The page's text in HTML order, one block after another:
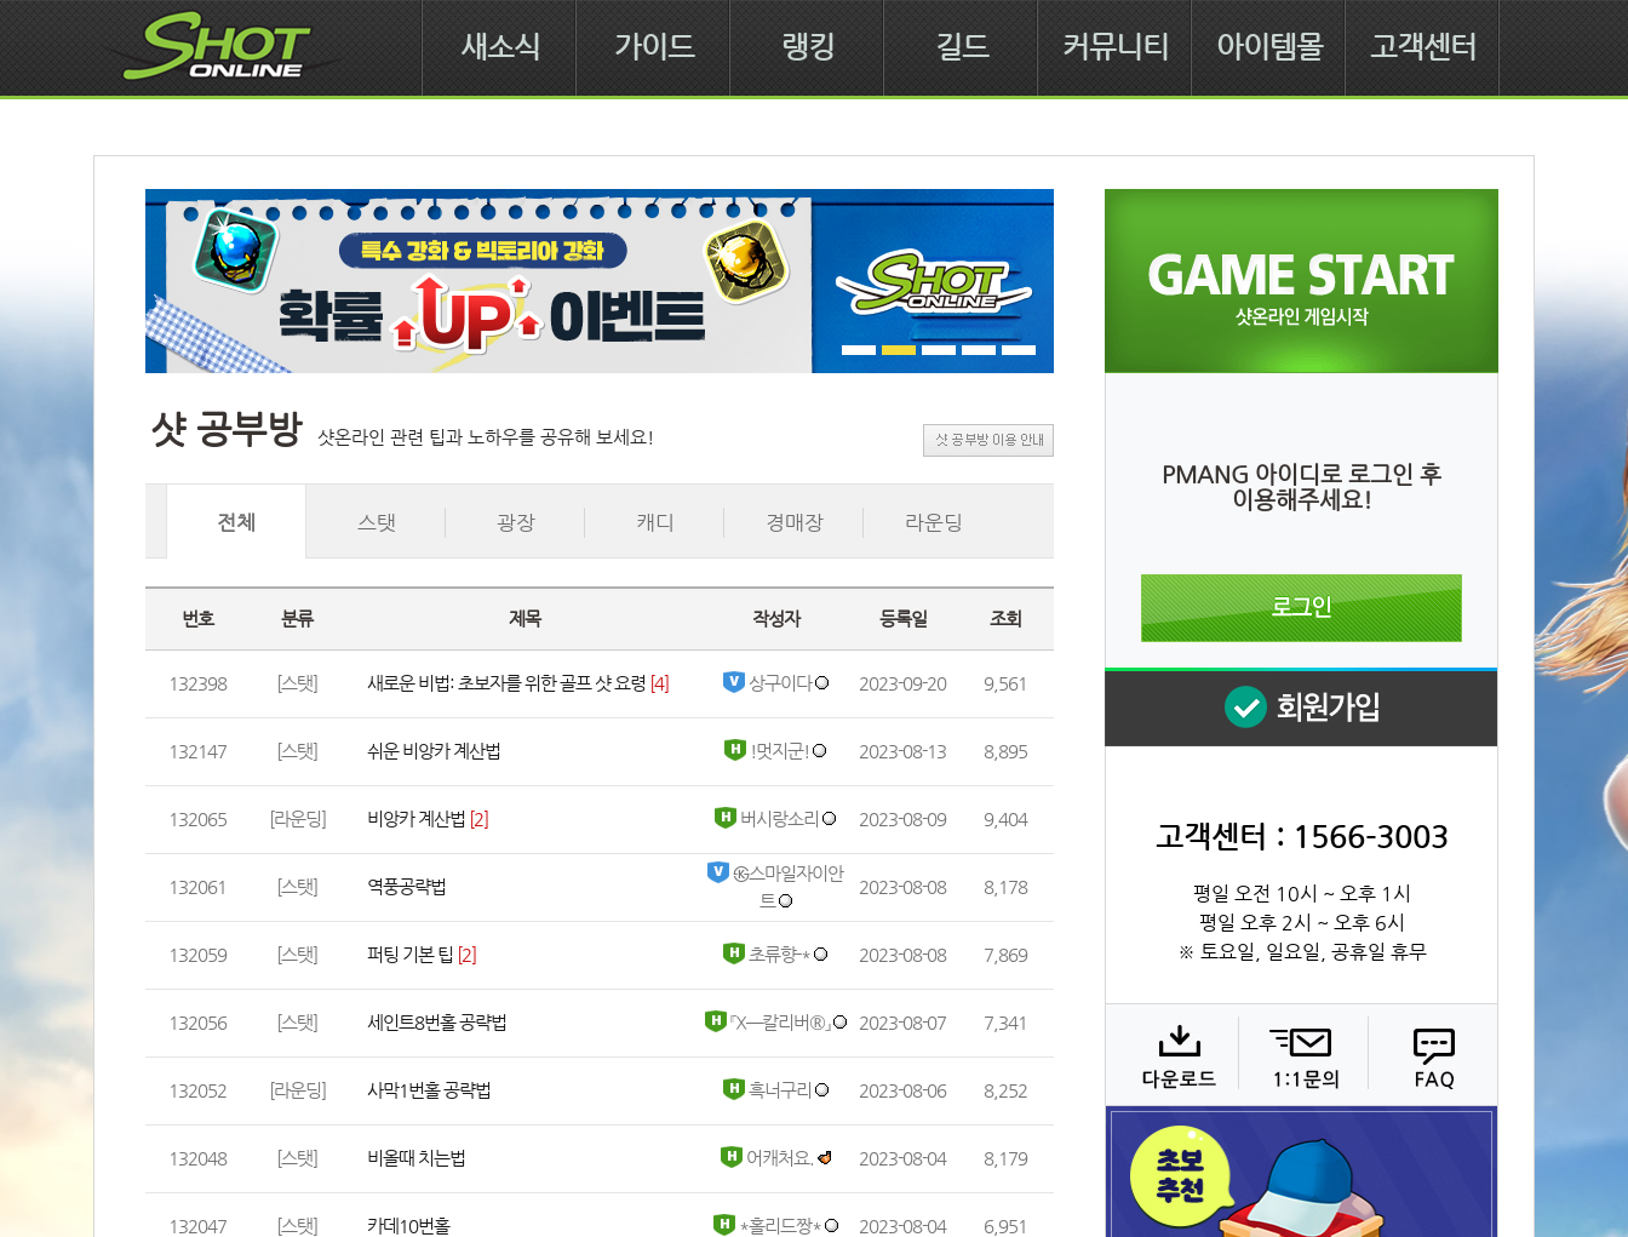
새소식 가이드 랭킹 길드 커뮤니티 아이템몰 고객센터
샷 공부방 샷온라인 관련 팁과 노하우를 공유해 보세요!
전체 스탯 광장 캐디 경매장 라운딩
번호 분류 제목 작성자 등록일 조회
132398 [스탯] 새로운 비법: 초보자를 위한 골프 샷 요령 [4] 상구이다 2023-09-20 9,561
132147 [스탯] 쉬운 비앙카 계산법 !멋지군! 2023-08-13 8,895
132065 [라운딩] 비앙카 계산법 [2] 버시랑소리 2023-08-09 9,404
132061 [스탯] 역풍공략법
㉿스마일자이안
트
2023-08-08 8,178
132059 [스탯] 퍼팅 기본 팁 [2] 초류향-* 2023-08-08 7,869
132056 [스탯] 세인트8번홀 공략법 『Χ─칼리버®』 2023-08-07 7,341
132052 [라운딩] 사막1번홀 공략법 흑너구리 2023-08-06 8,252
132048 [스탯] 비올때 치는법 어캐처요. 2023-08-04 8,179
132047 [스탯] 카데10번홀 *홀리드짱* 2023-08-04 6,951
PMANG 아이디로 로그인 후
이용해주세요!
고객센터 : 1566-3003
평일 오전 10시 ~ 오후 1시
평일 오후 2시 ~ 오후 6시
※ 토요일, 일요일, 공휴일 휴무